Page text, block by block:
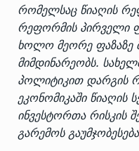
რომელსაც წიაღის
რეფორმის პირველი
ხოლო მეორე ფაზაზე
მიმდინარეობს.
პოლიტიკით დარგის
ეკონომიკაში
ინვესტორთა რისკის
გარემოს